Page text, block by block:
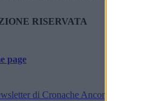
RISERVATA
page
di Cronache Ancona